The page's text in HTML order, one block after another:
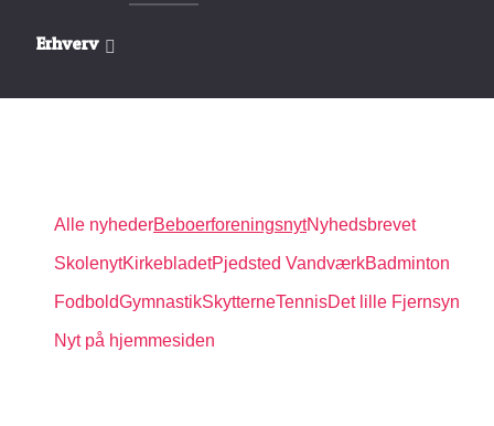
Erhverv
Alle nyhederBeboerforeningsnytNyhedsbrevet
SkolenytKirkebladetPjedsted VandværkBadminton
FodboldGymnastikSkytterneTennisDet lille Fjernsyn
Nyt på hjemmesiden